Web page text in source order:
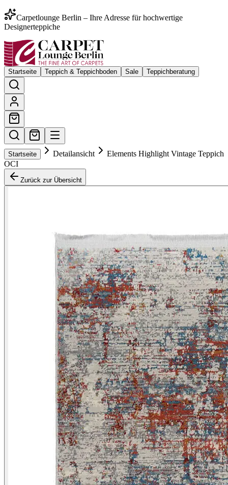
Carpetlounge Berlin – Ihre Adresse für hochwertige
Designerteppiche
Startseite Teppich & Teppichboden Sale Teppichberatung
Startseite Detailansicht
Elements Highlight Vintage Teppich
OCI
Zurück zur Übersicht